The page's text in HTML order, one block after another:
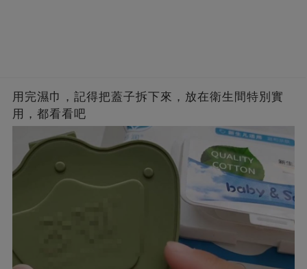
用完濕巾，記得把蓋子拆下來，放在衛生間特別實
用，都看看吧